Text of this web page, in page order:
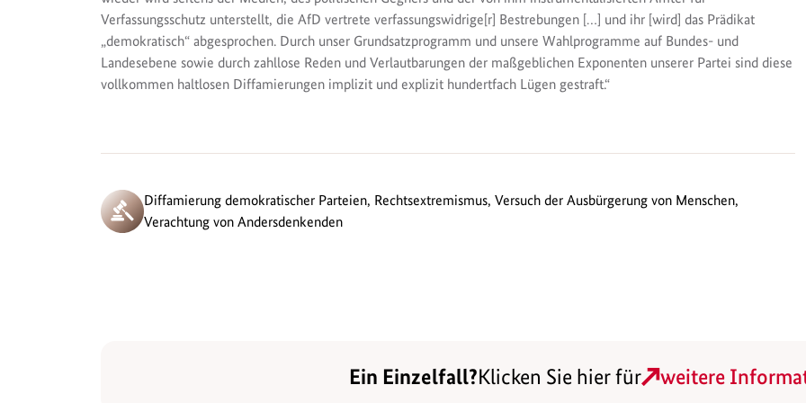
Verfassungsschutz unterstellt, die AfD vertrete verfassungswidrige[r] Bestrebungen […] und ihr [wird] das Prädikat
„demokratisch“ abgesprochen. Durch unser Grundsatzprogramm und unsere Wahlprogramme auf Bundes- und
Landesebene sowie durch zahllose Reden und Verlautbarungen der maßgeblichen Exponenten unserer Partei sind diese
vollkommen haltlosen Diffamierungen implizit und explizit hundertfach Lügen gestraft.“
Diffamierung demokratischer Parteien, Rechtsextremismus, Versuch der Ausbürgerung von Menschen,
Verachtung von Andersdenkenden
Ein Einzelfall?Klicken Sie hier für weitere